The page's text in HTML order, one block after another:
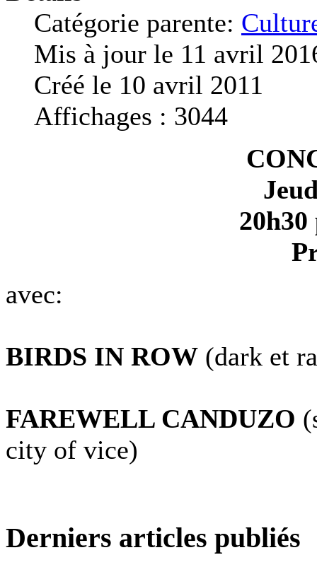
Catégorie parente:
Mis à jour le 11 avril
Créé le 10 avril 2011
Affichages : 3044
20h30
avec:
BIRDS IN ROW (dark et
FAREWELL CANDUZO
city of vice)
Derniers articles publiés